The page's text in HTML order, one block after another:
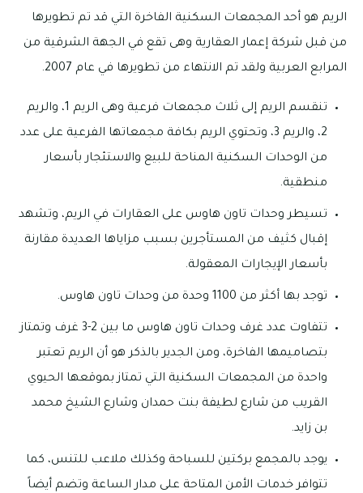
الريم هو أحد المجمعات السكنية الفاخرة التي قد تم تطويرها
من قبل شركة إعمار العقارية وهى تقع في الجهة الشرقية من
المرابع العربية ولقد تم الانتهاء من تطويرها في عام 2007.
تنقسم الريم إلى ثلاث مجمعات فرعية وهى الريم 1، والريم
2، والريم 3، وتحتوي الريم بكافة مجمعاتها الفرعية على عدد
من الوحدات السكنية المناحة للبيع والاستئجار بأسعار
منطقية.
تسيطر وحدات تاون هاوس على العقارات في الريم، وتشهد
إقبال كثيف من المستأجرين بسبب مزاياها العديدة مقارنة
بأسعار الإيجارات المعقولة.
توجد بها أكثر من 1100 وحدة من وحدات تاون هاوس.
تتفاوت عدد غرف وحدات تاون هاوس ما بين 2-3 غرف وتمتاز
بتصاميمها الفاخرة، ومن الجدير بالذكر هو أن الريم تعتبر
واحدة من المجمعات السكنية التي تمتاز بموقعها الحيوي
القريب من شارع لطيفة بنت حمدان وشارع الشيخ محمد
بن زايد.
يوجد بالمجمع بركتين للسباحة وكذلك ملاعب للتنس، كما
تتوافر خدمات الأمن المتاحة على مدار الساعة وتضم أيضاً